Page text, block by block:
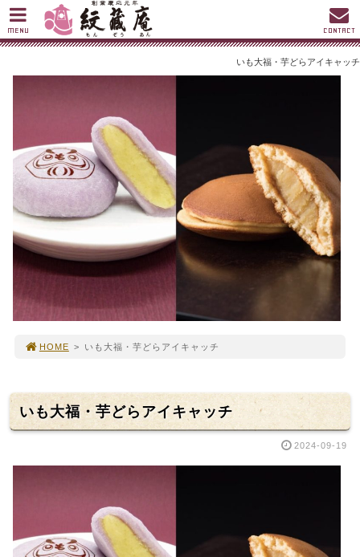
いも大福・芋どらアイキャッチ
HOME > いも大福・芋どらアイキャッチ
いも大福・芋どらアイキャッチ
2024-09-19
MENU CONTACT